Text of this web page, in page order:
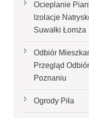
Ocieplanie
Izolacje
Suwałki Łomża
Odbiór
Przegląd
Poznaniu
Ogrody Piła